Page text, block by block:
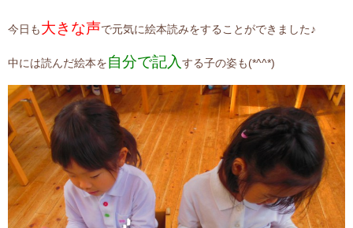
今日も大きな声で元気に絵本読みをすることができました♪
中には読んだ絵本を自分で記入 する子の姿も(*^^*)